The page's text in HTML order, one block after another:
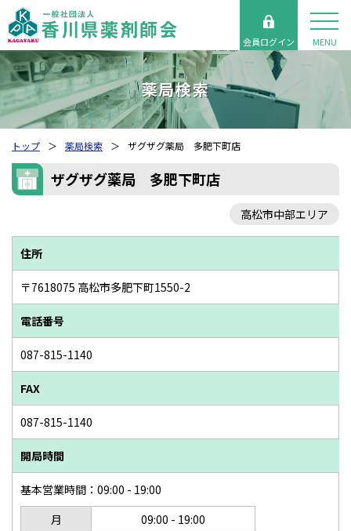
会員ログイン MENU
薬局検索
トップ 薬局検索 ザグザグ薬局 多肥下町店
ザグザグ薬局 多肥下町店
高松市中部エリア
住所
〒7618075 高松市多肥下町1550-2
電話番号
087-815-1140
FAX
087-815-1140
開局時間
基本営業時間：09:00 - 19:00
月
09:00 - 19:00